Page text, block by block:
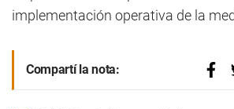
implementación operativa de la
Compartí la nota: